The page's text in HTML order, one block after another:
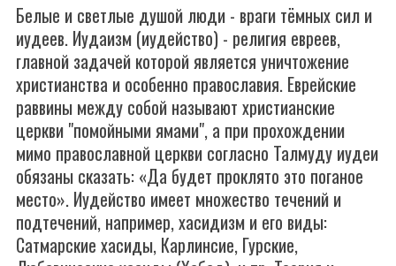
Белые и светлые душой люди - враги тёмных сил и
иудеев. Иудаизм (иудейство) - религия евреев,
главной задачей которой является уничтожение
христианства и особенно православия. Еврейские
раввины между собой называют христианские
церкви "помойными ямами", а при прохождении
мимо православной церкви согласно Талмуду иудеи
обязаны сказать: «Да будет проклято это поганое
место». Иудейство имеет множество течений и
подтечений, например, хасидизм и его виды:
Сатмарские хасиды, Карлинсие, Гурские,